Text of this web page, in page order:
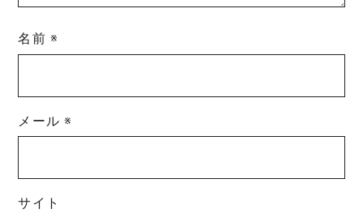
名前 ※
メール ※
サイト